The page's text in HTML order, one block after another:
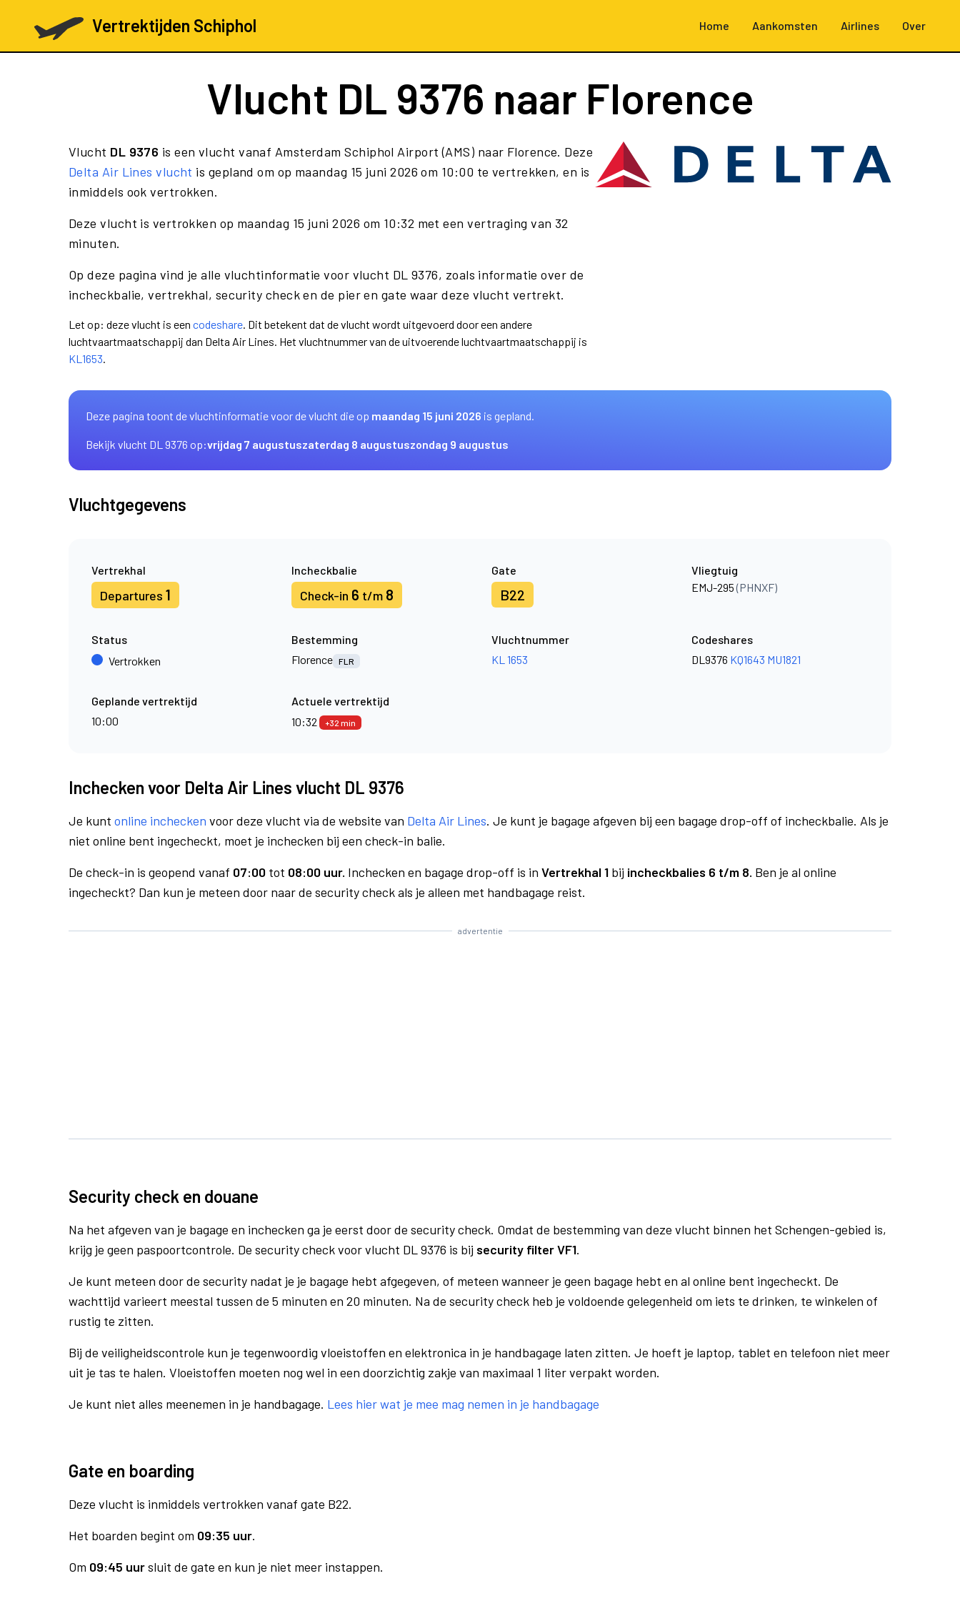
Vertrektijden Schiphol Home Aankomsten Airlines Over
Vlucht DL 9376 naar Florence
Vlucht DL 9376 is een vlucht vanaf Amsterdam Schiphol Airport (AMS) naar Florence. Deze
Delta Air Lines vlucht is gepland om op maandag 15 juni 2026 om 10:00 te vertrekken, en is
inmiddels ook vertrokken.
Deze vlucht is vertrokken op maandag 15 juni 2026 om 10:32 met een vertraging van 32
minuten.
Op deze pagina vind je alle vluchtinformatie voor vlucht DL 9376, zoals informatie over de
incheckbalie, vertrekhal, security check en de pier en gate waar deze vlucht vertrekt.
Let op: deze vlucht is een codeshare. Dit betekent dat de vlucht wordt uitgevoerd door een andere
luchtvaartmaatschappij dan Delta Air Lines. Het vluchtnummer van de uitvoerende luchtvaartmaatschappij is
KL1653.
Deze pagina toont de vluchtinformatie voor de vlucht die op maandag 15 juni 2026 is gepland.
Bekijk vlucht DL 9376 op:vrijdag 7 augustuszaterdag 8 augustuszondag 9 augustus
Vluchtgegevens
Vertrekhal
Departures 1
Incheckbalie
Check-in 6 t/m 8
Gate
B22
Vliegtuig
EMJ-295(PHNXF)
Status
Vertrokken
Bestemming
Florence FLR
Vluchtnummer
KL 1653
Codeshares
DL9376 KQ1643 MU1821
Geplande vertrektijd
10:00
Actuele vertrektijd
10:32
+32 min
Inchecken voor Delta Air Lines vlucht DL 9376
Je kunt online inchecken voor deze vlucht via de website van Delta Air Lines. Je kunt je bagage afgeven bij een bagage drop-off of incheckbalie. Als je
niet online bent ingecheckt, moet je inchecken bij een check-in balie.
De check-in is geopend vanaf 07:00 tot 08:00 uur. Inchecken en bagage drop-off is in Vertrekhal 1 bij incheckbalies 6 t/m 8. Ben je al online
ingecheckt? Dan kun je meteen door naar de security check als je alleen met handbagage reist.
advertentie
Security check en douane
Na het afgeven van je bagage en inchecken ga je eerst door de security check. Omdat de bestemming van deze vlucht binnen het Schengen-gebied is,
krijg je geen paspoortcontrole. De security check voor vlucht DL 9376 is bij security filter VF1.
Je kunt meteen door de security nadat je je bagage hebt afgegeven, of meteen wanneer je geen bagage hebt en al online bent ingecheckt. De
wachttijd varieert meestal tussen de 5 minuten en 20 minuten. Na de security check heb je voldoende gelegenheid om iets te drinken, te winkelen of
rustig te zitten.
Bij de veiligheidscontrole kun je tegenwoordig vloeistoffen en elektronica in je handbagage laten zitten. Je hoeft je laptop, tablet en telefoon niet meer
uit je tas te halen. Vloeistoffen moeten nog wel in een doorzichtig zakje van maximaal 1 liter verpakt worden.
Je kunt niet alles meenemen in je handbagage. Lees hier wat je mee mag nemen in je handbagage
Gate en boarding
Deze vlucht is inmiddels vertrokken vanaf gate B22.
Het boarden begint om 09:35 uur.
Om 09:45 uursluit de gate en kun je niet meer instappen.